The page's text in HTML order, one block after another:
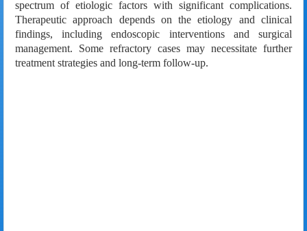
spectrum of etiologic factors with significant complications.
Therapeutic approach depends on the etiology and clinical
findings, including endoscopic interventions and surgical
management. Some refractory cases may necessitate further
treatment strategies and long-term follow-up.